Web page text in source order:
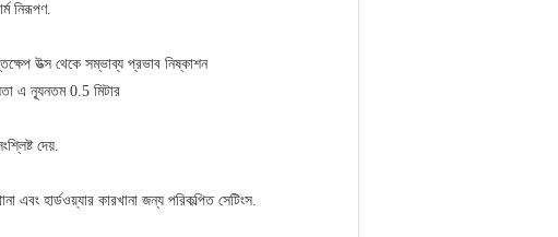
নিরূপণ.
উত্স থেকে সম্ভাব্য প্রভাব নিষ্কাশন
এ ন্যূনতম 0.5 মিটার
দেয়.
এবং হার্ডওয়্যার কারখানা জন্য পরিকল্পিত সেটিংস.